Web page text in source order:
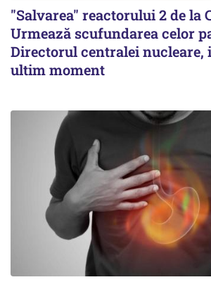
"Salvarea" reactorului 2 de la
Urmează scufundarea celor
Directorul centralei
ultim moment